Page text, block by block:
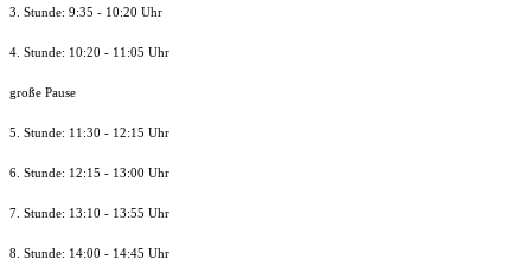
3. Stunde: 9:35 - 10:20 Uhr
4. Stunde: 10:20 - 11:05 Uhr
große Pause
5. Stunde: 11:30 - 12:15 Uhr
6. Stunde: 12:15 - 13:00 Uhr
7. Stunde: 13:10 - 13:55 Uhr
8. Stunde: 14:00 - 14:45 Uhr